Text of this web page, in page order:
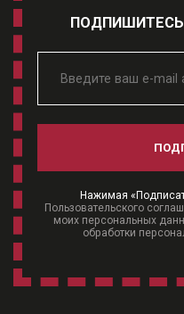
Нажимая
Пользовательского
моих персональных
обработки